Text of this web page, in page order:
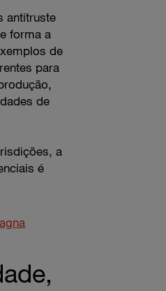
antitruste
forma a
de
para
de
a
é